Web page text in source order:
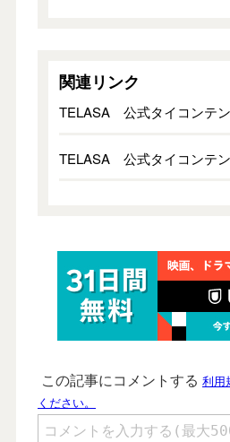
関連リンク
TELASA 公式タイコンテ
TELASA 公式タイコンテ